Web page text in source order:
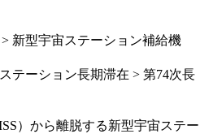
新型宇宙ステーション補給機
テーション長期滞在 > 第74次長
）から離脱する新型宇宙ステー